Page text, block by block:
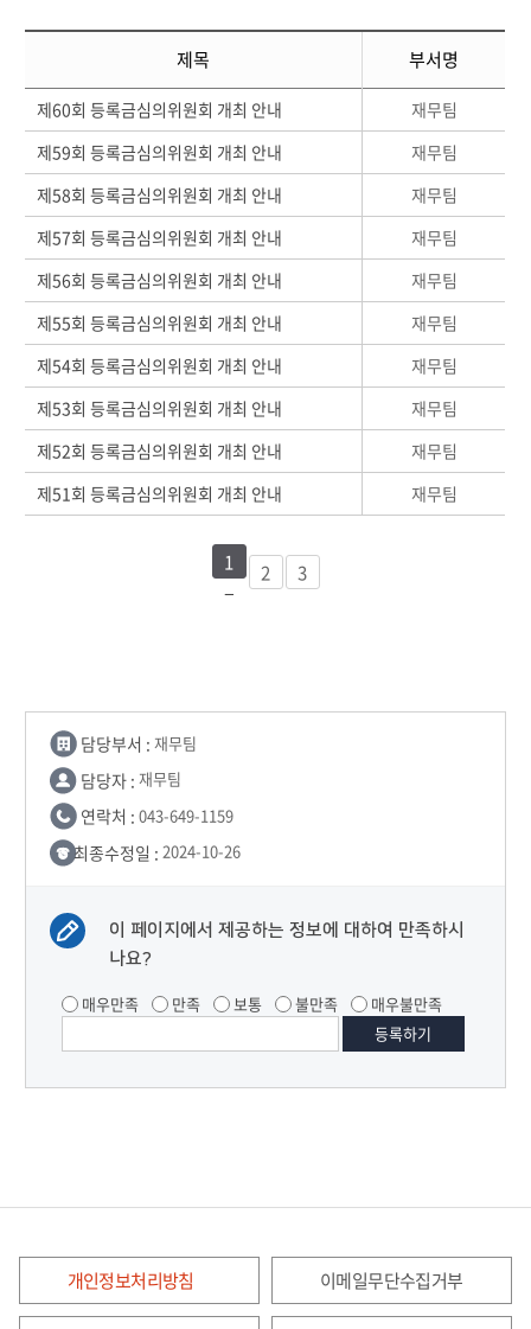
제목 부서명
제60회 등록금심의위원회 개최 안내
재무팀
제59회 등록금심의위원회 개최 안내
재무팀
제58회 등록금심의위원회 개최 안내
재무팀
제57회 등록금심의위원회 개최 안내
재무팀
제56회 등록금심의위원회 개최 안내
재무팀
제55회 등록금심의위원회 개최 안내
재무팀
제54회 등록금심의위원회 개최 안내
재무팀
제53회 등록금심의위원회 개최 안내
재무팀
제52회 등록금심의위원회 개최 안내
재무팀
제51회 등록금심의위원회 개최 안내
재무팀
1 2 3
담당부서 : 재무팀
담당자 : 재무팀
연락처 : 043-649-1159
최종수정일 : 2024-10-26
이 페이지에서 제공하는 정보에 대하여 만족하시
나요?
매우만족 만족 보통 불만족 매우불만족
개인정보처리방침 이메일무단수집거부